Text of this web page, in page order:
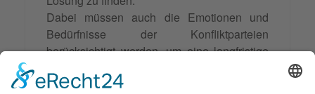
Dabei müssen auch die Emotionen und
Bedürfnisse der Konfliktparteien
berücksichtigt werden, um eine langfristige
einem Puzzle müssen alle Teile